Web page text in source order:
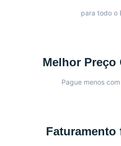
para todo o
Melhor Preço
Pague menos
Faturamento